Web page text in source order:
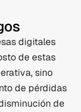
digitales
de estas
sino
de pérdidas
de